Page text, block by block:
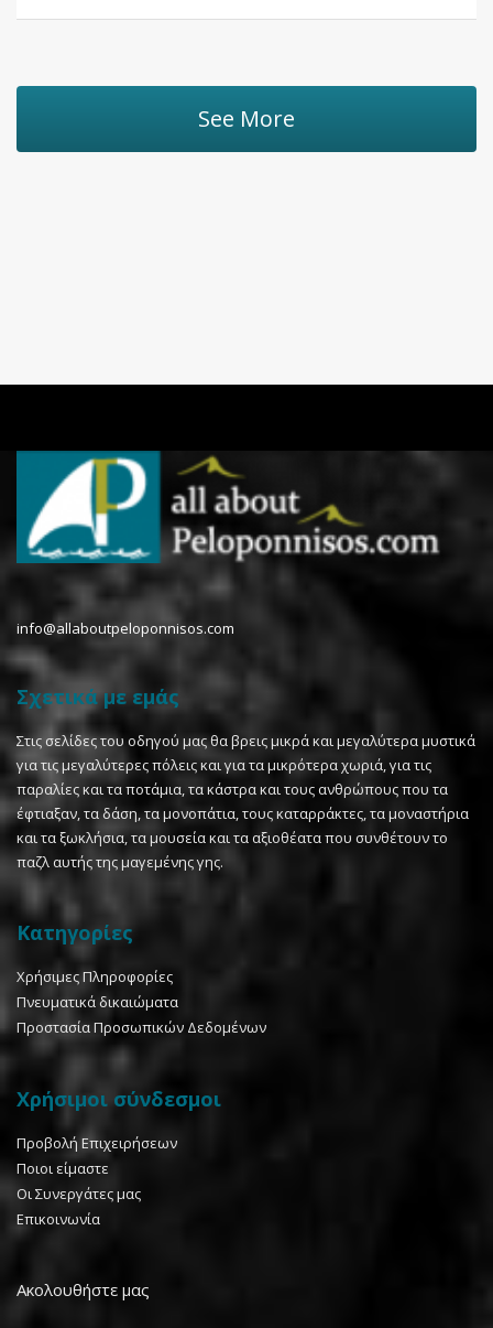
See More
info@allaboutpeloponnisos.com
Σχετικά με εμάς
Στις σελίδες του οδηγού μας θα βρεις μικρά και μεγαλύτερα μυστικά
για τις μεγαλύτερες πόλεις και για τα μικρότερα χωριά, για τις
παραλίες και τα ποτάμια, τα κάστρα και τους ανθρώπους που τα
έφτιαξαν, τα δάση, τα μονοπάτια, τους καταρράκτες, τα μοναστήρια
και τα ξωκλήσια, τα μουσεία και τα αξιοθέατα που συνθέτουν το
παζλ αυτής της μαγεμένης γης.
Κατηγορίες
Χρήσιμες Πληροφορίες
Πνευματικά δικαιώματα
Προστασία Προσωπικών Δεδομένων
Χρήσιμοι σύνδεσμοι
Προβολή Επιχειρήσεων
Ποιοι είμαστε
Οι Συνεργάτες μας
Επικοινωνία
Ακολουθήστε μας